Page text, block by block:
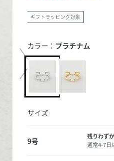
ギフトラッピング対象
カラー： プラチナム
サイズ
9号
残りわずか
通常4-7日